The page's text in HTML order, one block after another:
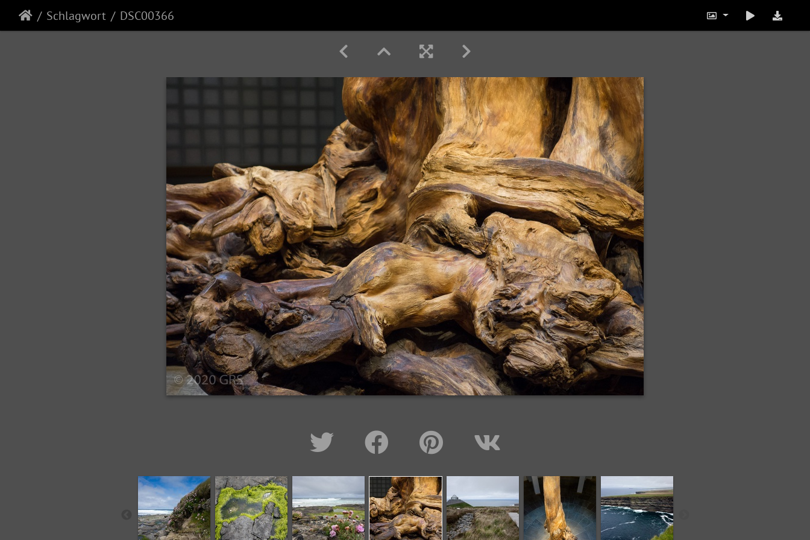
Schlagwort DSC00366